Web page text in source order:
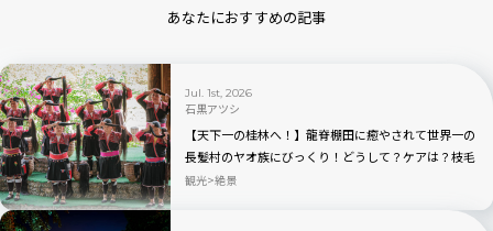
あなたにおすすめの記事
Jul. 1st, 2026
石黒アツシ
【天下一の桂林へ！】龍脊棚田に癒やされて世界一の
長髪村のヤオ族にびっくり！どうして？ケアは？枝毛
は？秘密に迫る。
観光 絶景